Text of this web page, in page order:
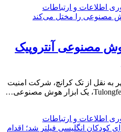
اطلاعات و ارتباطات
مصنوعی آنتروپیک
به نقل از تک کرانچ، شرکت امنیت
اطلاعات و ارتباطات